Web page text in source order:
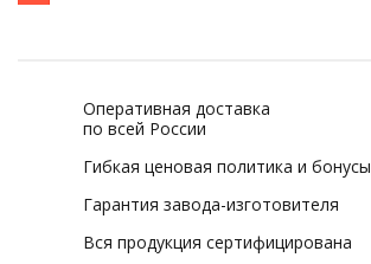
Оперативная доставка
по всей России
Гибкая ценовая политика и бонусы
Гарантия завода-изготовителя
Вся продукция сертифицирована